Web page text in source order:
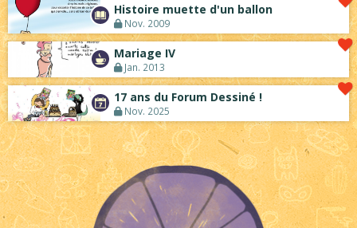
Histoire muette d'un ballon
Nov. 2009
Mariage IV
Jan. 2013
17 ans du Forum Dessiné !
Nov. 2025